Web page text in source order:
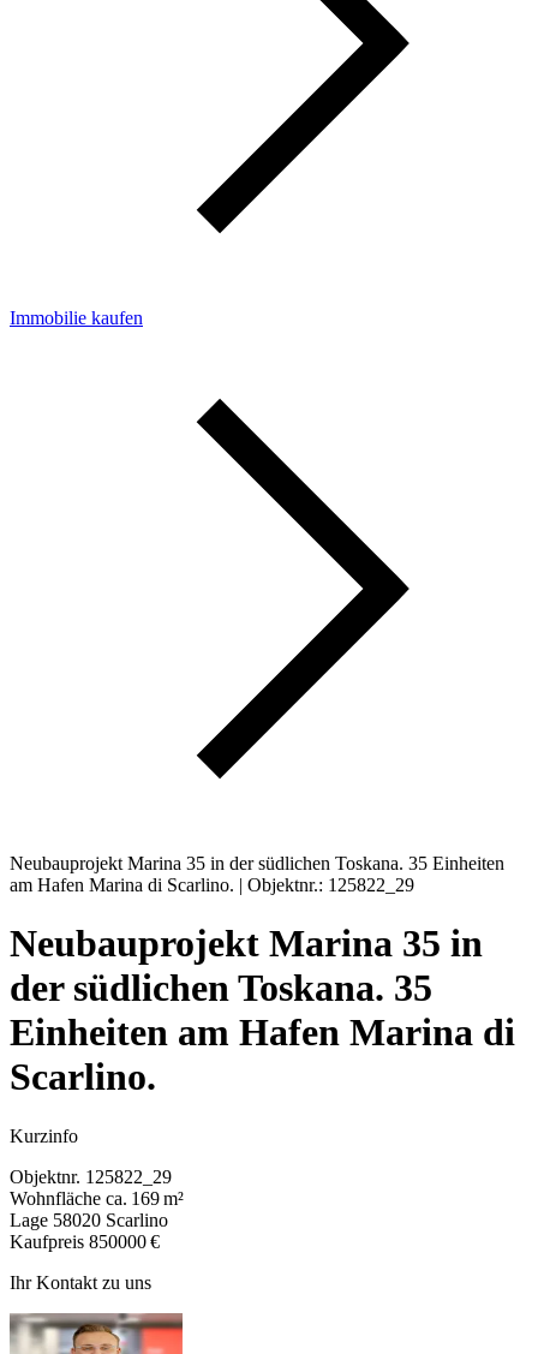
Immobilie kaufen
Neubauprojekt Marina 35 in der südlichen Toskana. 35 Einheiten
am Hafen Marina di Scarlino. | Objektnr.: 125822_29
Neubauprojekt Marina 35 in
der südlichen Toskana. 35
Einheiten am Hafen Marina di
Scarlino.
Kurzinfo
Objektnr. 125822_29
Wohnfläche ca. 169 m²
Lage 58020 Scarlino
Kaufpreis 850000 €
Ihr Kontakt zu uns